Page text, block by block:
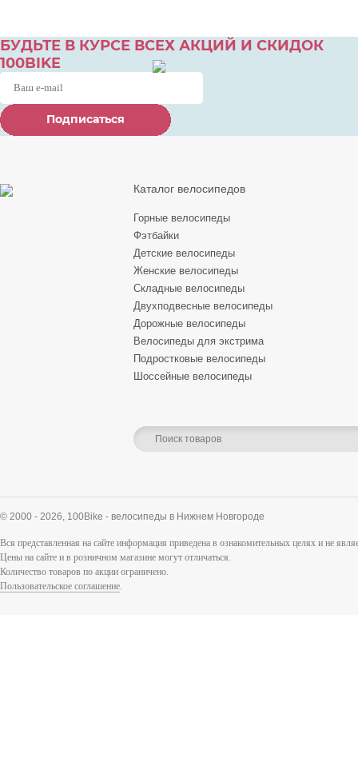
БУДЬТЕ В КУРСЕ ВСЕХ АКЦИЙ И СКИДОК
100BIKE
Подписаться
Подписаться
Подписаться
Каталог велосипедов
Горные велосипеды
Фэтбайки
Детские велосипеды
Женские велосипеды
Складные велосипеды
Двухподвесные велосипеды
Дорожные велосипеды
Велосипеды для экстрима
Подростковые велосипеды
Шоссейные велосипеды
© 2000 - 2026, 100Bike - велосипеды в Нижнем Новгороде
Вся представленная на сайте информация приведена в ознакомительных целях и не
Цены на сайте и в розничном магазине могут отличаться.
Количество товаров по акции ограничено.
Пользовательское соглашение.